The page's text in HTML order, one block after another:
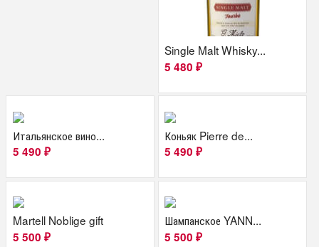
Single Malt Whisky...
5 480₽
Итальянское вино...
5 490 ₽
Коньяк Pierre de...
5 490₽
Martell Noblige gift
5 500 ₽
Шампанское YANN...
5 500₽